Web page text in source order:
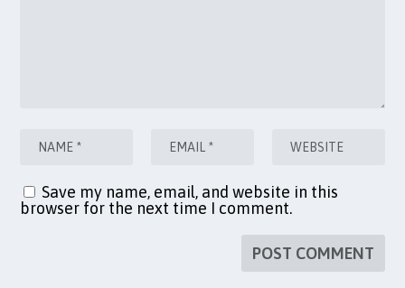
Save my name, email, and website in this
browser for the next time I comment.